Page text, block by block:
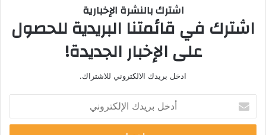
اشترك بالنشرة الإخبارية
اشترك في قائمتنا البريدية للحصول
على الإخبار الجديدة!
ادخل بريدك الالكتروني للاشتراك.
بريدك
الإلكتروني